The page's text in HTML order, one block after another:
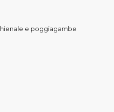
e poggiagambe